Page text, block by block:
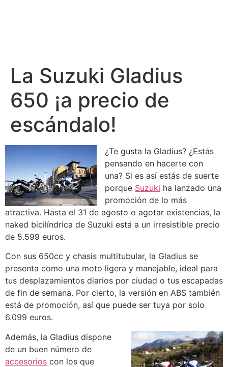
La Suzuki Gladius
650 ¡a precio de
escándalo!
¿Te gusta la Gladius? ¿Estás
pensando en hacerte con
una? Si es así estás de suerte
porque Suzuki ha lanzado una
promoción de lo más
atractiva. Hasta el 31 de agosto o agotar existencias, la
naked bicilíndrica de Suzuki está a un irresistible precio
de 5.599 euros.
Con sus 650cc y chasis multitubular, la Gladius se
presenta como una moto ligera y manejable, ideal para
tus desplazamientos diarios por ciudad o tus escapadas
de fin de semana. Por cierto, la versión en ABS también
está de promoción, así que puede ser tuya por solo
6.099 euros.
Además, la Gladius dispone
de un buen número de
accesorios con los que